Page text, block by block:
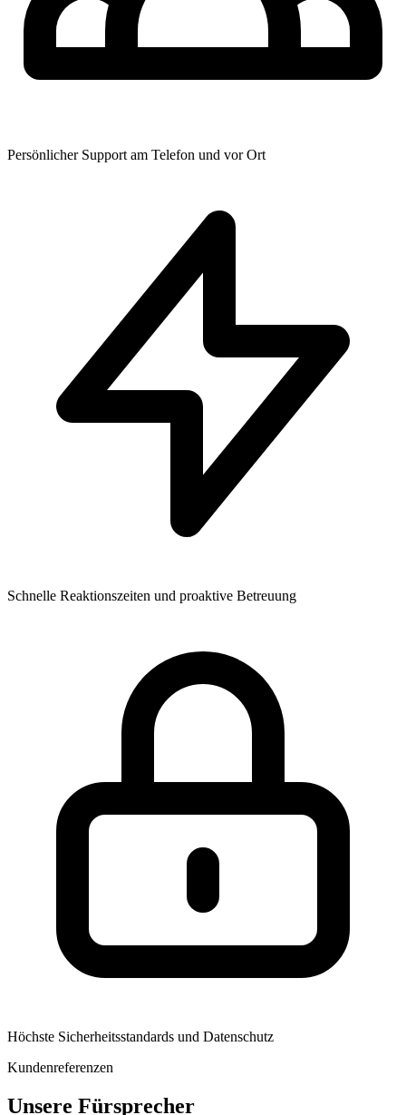
Persönlicher Support am Telefon und vor Ort
Schnelle Reaktionszeiten und proaktive Betreuung
Höchste Sicherheitsstandards und Datenschutz
Kundenreferenzen
Unsere Fürsprecher